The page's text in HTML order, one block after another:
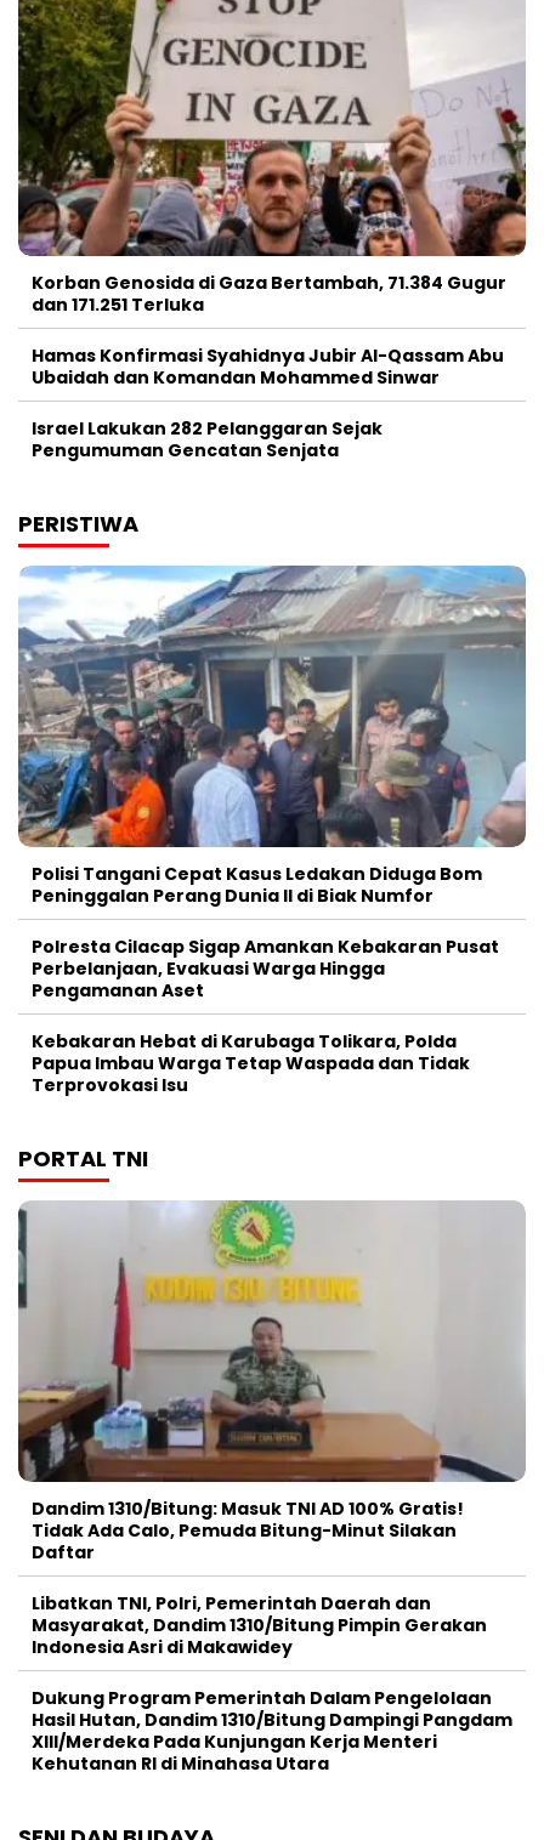
Korban Genosida di Gaza Bertambah, 71.384 Gugur
dan 171.251 Terluka
Hamas Konfirmasi Syahidnya Jubir Al-Qassam Abu
Ubaidah dan Komandan Mohammed Sinwar
Israel Lakukan 282 Pelanggaran Sejak
Pengumuman Gencatan Senjata
PERISTIWA
Polisi Tangani Cepat Kasus Ledakan Diduga Bom
Peninggalan Perang Dunia II di Biak Numfor
Polresta Cilacap Sigap Amankan Kebakaran Pusat
Perbelanjaan, Evakuasi Warga Hingga
Pengamanan Aset
Kebakaran Hebat di Karubaga Tolikara, Polda
Papua Imbau Warga Tetap Waspada dan Tidak
Terprovokasi Isu
PORTAL TNI
Dandim 1310/Bitung: Masuk TNI AD 100% Gratis!
Tidak Ada Calo, Pemuda Bitung-Minut Silakan
Daftar
Libatkan TNI, Polri, Pemerintah Daerah dan
Masyarakat, Dandim 1310/Bitung Pimpin Gerakan
Indonesia Asri di Makawidey
Dukung Program Pemerintah Dalam Pengelolaan
Hasil Hutan, Dandim 1310/Bitung Dampingi Pangdam
XIII/Merdeka Pada Kunjungan Kerja Menteri
Kehutanan RI di Minahasa Utara